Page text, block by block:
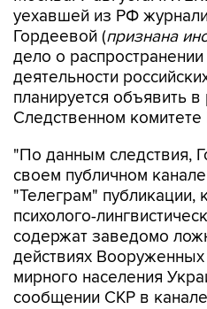
уехавшей из РФ
Гордеевой (признана
дело о
деятельности
планируется объявить
Следственном
"По данным следствия,
своем публичном
"Телеграм" публикации,
психолого-
содержат заведомо
действиях
мирного населения
сообщении СКР в